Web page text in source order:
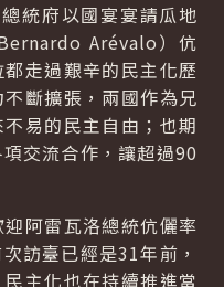
統府以國宴宴請瓜地
Arévalo）伉
走過艱辛的民主化歷
斷擴張，兩國作為兄
易的民主自由；也期
交流合作，讓超過90
阿雷瓦洛總統伉儷率
訪臺已經是31年前，
主化也在持續推進當